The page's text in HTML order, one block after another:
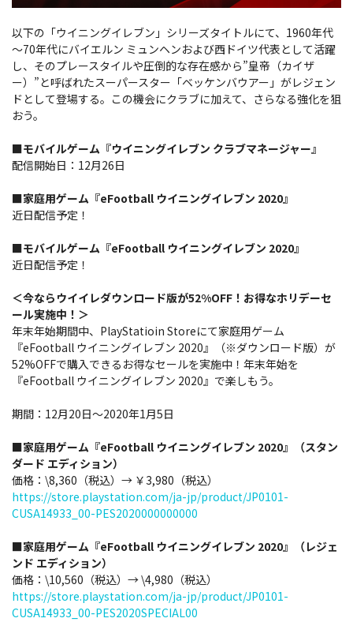
以下の「ウイニングイレブン」シリーズタイトルにて、1960年代
～70年代にバイエルン ミュンヘンおよび西ドイツ代表として活躍
し、そのプレースタイルや圧倒的な存在感から”皇帝（カイザ
ー）”と呼ばれたスーパースター「ベッケンバウアー」がレジェン
ドとして登場する。この機会にクラブに加えて、さらなる強化を狙
おう。
■モバイルゲーム『ウイニングイレブン クラブマネージャー』
配信開始日：12月26日
■家庭用ゲーム『eFootball ウイニングイレブン 2020』
近日配信予定！
■モバイルゲーム『eFootball ウイニングイレブン 2020』
近日配信予定！
＜今ならウイイレダウンロード版が52%OFF！お得なホリデーセ
ール実施中！＞
年末年始期間中、PlayStatioin Storeにて家庭用ゲーム
『eFootball ウイニングイレブン 2020』（※ダウンロード版）が
52%OFFで購入できるお得なセールを実施中！年末年始を
『eFootball ウイニングイレブン 2020』で楽しもう。
期間：12月20日～2020年1月5日
■家庭用ゲーム『eFootball ウイニングイレブン 2020』（スタン
ダード エディション）
価格：\8,360（税込）→ ￥3,980（税込）
https://store.playstation.com/ja-jp/product/JP0101-
CUSA14933_00-PES2020000000000
■家庭用ゲーム『eFootball ウイニングイレブン 2020』（レジェ
ンド エディション）
価格：\10,560（税込）→ \4,980（税込）
https://store.playstation.com/ja-jp/product/JP0101-
CUSA14933_00-PES2020SPECIAL00